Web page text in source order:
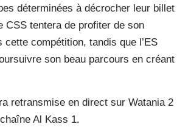
déterminées à décrocher leur billet
CSS tentera de profiter de son
cette compétition, tandis que l’ES
son beau parcours en créant
retransmise en direct sur Watania 2
Al Kass 1.